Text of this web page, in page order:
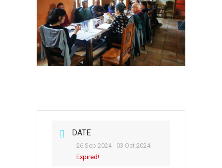
DATE
26 Sep 2024 - 03 Oct 2024
Expired!